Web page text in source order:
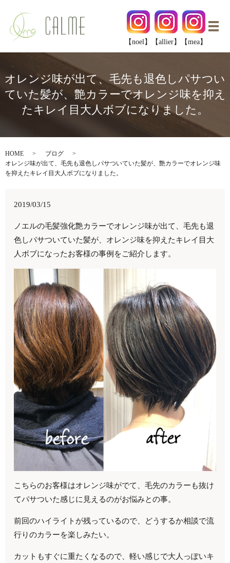
メ
【noel】
【allier】 【mea】
オレンジ味が出て、毛先も退色しパサつい
ていた髪が、艶カラーでオレンジ味を抑え
たキレイ目大人ボブになりました。
HOME
ブログ
オレンジ味が出て、毛先も退色しパサついていた髪が、艶カラーでオレンジ味
を抑えたキレイ目大人ボブになりました。
2019/03/15
ノエルの毛髪強化艶カラーでオレンジ味が出て、毛先も退
色しパサついていた髪が、オレンジ味を抑えたキレイ目大
人ボブになったお客様の事例をご紹介します。
こちらのお客様はオレンジ味がでて、毛先のカラーも抜け
てパサついた感じに見えるのがお悩みとの事。
前回のハイライトが残っているので、どうするか相談で流
行りのカラーを楽しみたい。
カットもすぐに重たくなるので、軽い感じで大人っぽいキ